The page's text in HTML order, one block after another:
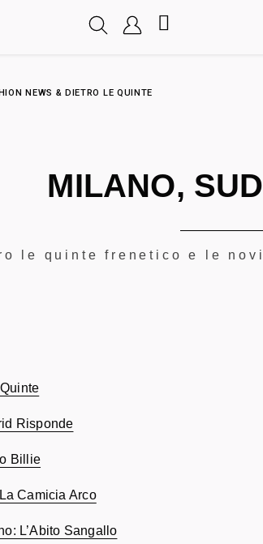
NEWS & DIETRO LE QUINTE
MILANO,
le quinte frenetico e le
Risponde
Billie
Camicia Arco
L’Abito Sangallo